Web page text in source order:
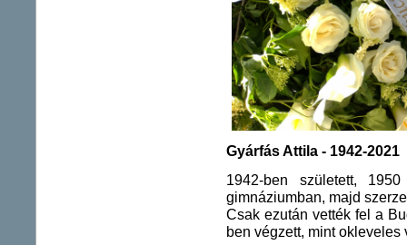
Gyárfás Attila - 1942-2021
1942-ben született,
gimnáziumban, majd
Csak ezután vették fel a
ben végzett, mint okleveles